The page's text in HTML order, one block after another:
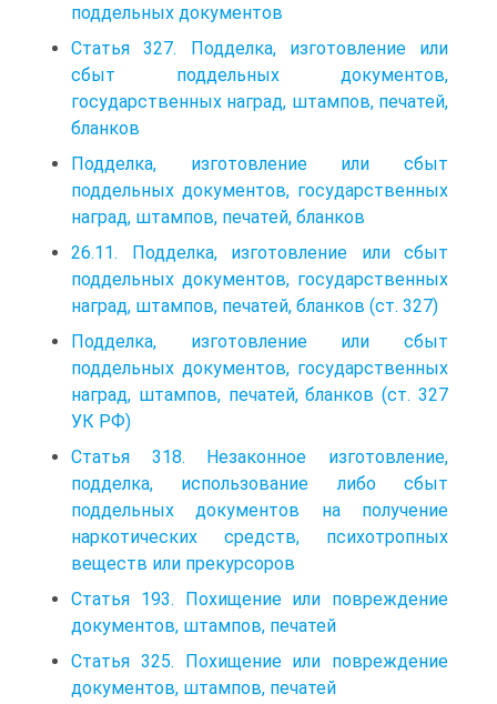
поддельных документов
Статья 327. Подделка, изготовление или
сбыт поддельных документов,
государственных наград, штампов, печатей,
бланков
Подделка, изготовление или сбыт
поддельных документов, государственных
наград, штампов, печатей, бланков
26.11. Подделка, изготовление или сбыт
поддельных документов, государственных
наград, штампов, печатей, бланков (ст. 327)
Подделка, изготовление или сбыт
поддельных документов, государственных
наград, штампов, печатей, бланков (ст. 327
УК РФ)
Статья 318. Незаконное изготовление,
подделка, использование либо сбыт
поддельных документов на получение
наркотических средств, психотропных
веществ или прекурсоров
Статья 193. Похищение или повреждение
документов, штампов, печатей
Статья 325. Похищение или повреждение
документов, штампов, печатей